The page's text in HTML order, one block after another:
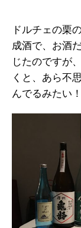
ドルチェの栗
成酒で、お酒
じたのですが
くと、あら不
んでるみたい！